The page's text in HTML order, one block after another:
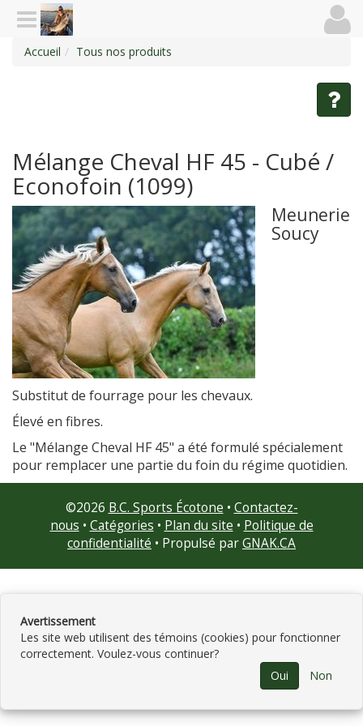
Accueil Tous nos produits
Mélange Cheval HF 45 - Cubé /
Econofoin (1099)
Meunerie
Soucy
Substitut de fourrage pour les chevaux.
Élevé en fibres.
Le "Mélange Cheval HF 45" a été formulé spécialement
pour remplacer une partie du foin du régime quotidien.
©2026 B.C. Sports Écotone • Contactez-
nous • Catégories • Plan du site • Politique de
confidentialité • Propulsé parGNAK.CA
Avertissement
Les site web utilisent des témoins (cookies) pour fonctionner
correctement. Voulez-vous continuer?
Oui
Non